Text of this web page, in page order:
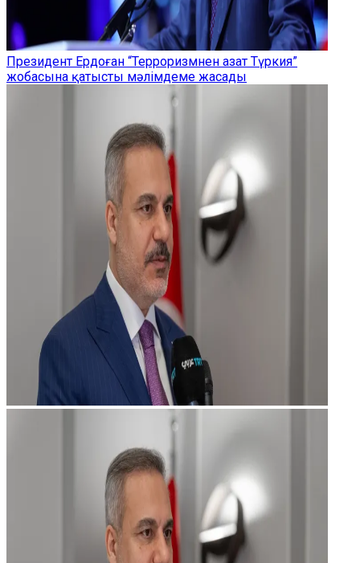
Президент Ердоған “Терроризмнен азат Түркия”
жобасына қатысты мәлімдеме жасады